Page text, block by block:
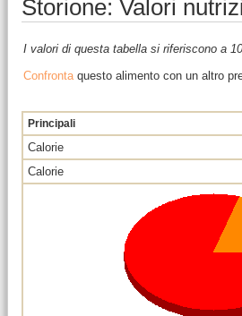
Storione: Valori
I valori di questa tabella si riferiscono a
Confrontaquesto alimento con un altro
Principali
Calorie
Calorie